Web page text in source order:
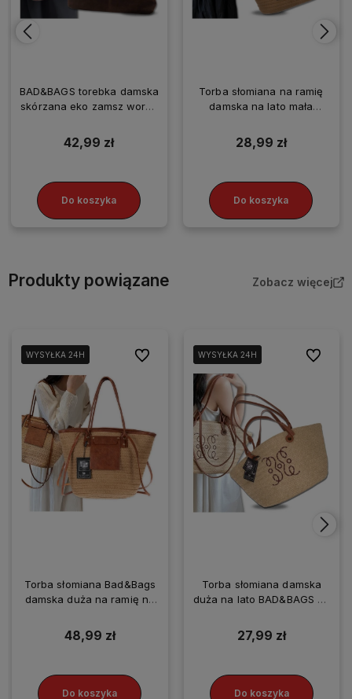
BAD&BAGS torebka damska
skórzana eko zamsz worek
42,99 zł
Do koszyka
Torba słomiana na ramię
damska na lato mała
28,99 zł
Do koszyka
Produkty powiązane Zobacz więcej
WYSYŁKA 24H
WYSYŁKA 24H
Torba słomiana Bad&Bags
damska duża na ramię na
48,99 zł
Do koszyka
Do ulubionychWYSYŁKA 24H
WYSYŁKA 24H
Torba słomiana damska
duża na lato BAD&BAGS na
27,99 zł
Do koszyka
Do